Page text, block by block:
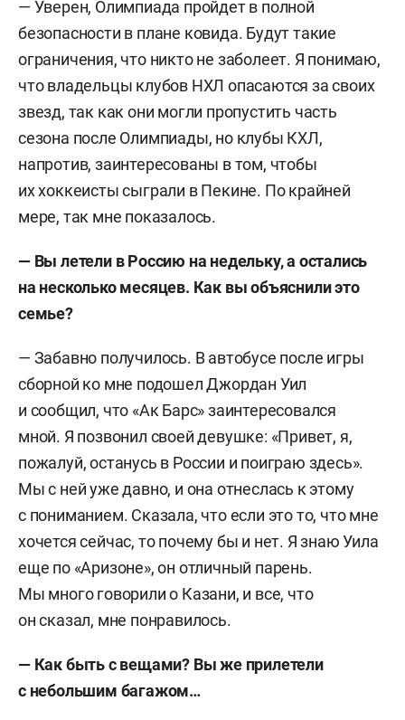
— Уверен, Олимпиада пройдет в полной
безопасности в плане ковида. Будут такие
ограничения, что никто не заболеет. Я понимаю,
что владельцы клубов НХЛ опасаются за своих
звезд, так как они могли пропустить часть
сезона после Олимпиады, но клубы КХЛ,
напротив, заинтересованы в том, чтобы
их хоккеисты сыграли в Пекине. По крайней
мере, так мне показалось.
— Вы летели в Россию на недельку, а остались
на несколько месяцев. Как вы объяснили это
семье?
— Забавно получилось. В автобусе после игры
сборной ко мне подошел Джордан Уил
и сообщил, что «Ак Барс» заинтересовался
мной. Я позвонил своей девушке: «Привет, я,
пожалуй, останусь в России и поиграю здесь».
Мы с ней уже давно, и она отнеслась к этому
с пониманием. Сказала, что если это то, что мне
хочется сейчас, то почему бы и нет. Я знаю Уила
еще по «Аризоне», он отличный парень.
Мы много говорили о Казани, и все, что
он сказал, мне понравилось.
— Как быть с вещами? Вы же прилетели
с небольшим багажом…